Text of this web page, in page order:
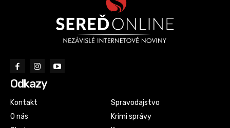
Odkazy
Kontakt
O nás
Spravodajstvo
Krimi správy